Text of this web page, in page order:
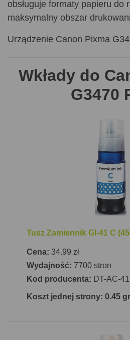
obsługuje formaty papieru do
maksymalny obszar
Urządzenie Canon Pixma
optyczną rozdzielczością 600
wyposażone w płaski skaner
bezpośrednio do chmury.
funkcję kopiowania w kolorze,
kopiowania dwustronnego.
papieru, w tym koperty, papier
błyszczący, matowy, a także
ją wszechstronnym
opcje łączności, w tym
Wi-Fi, co umożliwia
pomocą Apple AirPrint,
Cloud Link. Urządzenie
nie obsługuje sieci LAN.
Wkłady do
G3470
Tusz Zamiennik GI-41 C
Cena: 34.99 zł
Wydajność: 7700 stron
Kod producenta: DT-AC-
Koszt jednej strony: 0.45